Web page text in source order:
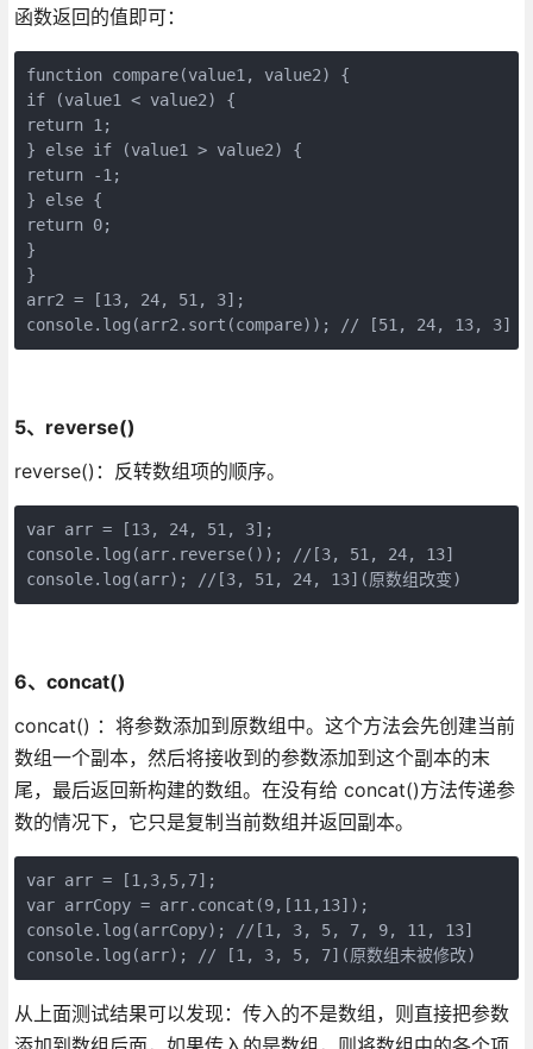
函数返回的值即可：
function compare(value1, value2) {
if (value1 < value2) {
return 1;
} else if (value1 > value2) {
return -1;
} else {
return 0;
}
}
arr2 = [13, 24, 51, 3];
console.log(arr2.sort(compare)); // [51, 24, 13, 3]
5、reverse()
reverse()：反转数组项的顺序。
var arr = [13, 24, 51, 3];
console.log(arr.reverse()); //[3, 51, 24, 13]
console.log(arr); //[3, 51, 24, 13](原数组改变)
6、concat()
concat() ：将参数添加到原数组中。这个方法会先创建当前
数组一个副本，然后将接收到的参数添加到这个副本的末
尾，最后返回新构建的数组。在没有给 concat()方法传递参
数的情况下，它只是复制当前数组并返回副本。
var arr = [1,3,5,7];
var arrCopy = arr.concat(9,[11,13]);
console.log(arrCopy); //[1, 3, 5, 7, 9, 11, 13]
console.log(arr); // [1, 3, 5, 7](原数组未被修改)
从上面测试结果可以发现：传入的不是数组，则直接把参数